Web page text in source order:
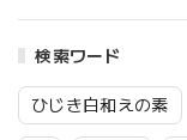
検索ワード
ひじき白和えの素